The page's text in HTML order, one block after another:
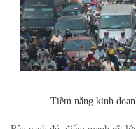
Tiềm năng kinh